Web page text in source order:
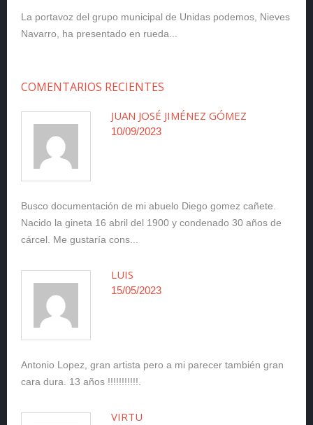
La portavoz del grupo municipal de Unidas podemos, Nieves
Navarro, ha presentado en rueda...
COMENTARIOS RECIENTES
JUAN JOSÉ JIMÉNEZ GÓMEZ
10/09/2023
Busco documentación de mi abuelo Diego gomez cañete.
Nacido la gineta 16 abril del 1900 y condenado 30 años de
cárcel. Me gustaría cons...
LUIS
15/05/2023
Antonio Lopez, gran artista pero a mi parecer también gran
cara dura. 13 años !!!!!!!!!!!.
VIRTU